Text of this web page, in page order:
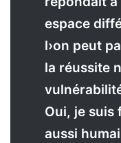
espace
l›on peut
la réussite
Oui, je suis
aussi